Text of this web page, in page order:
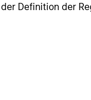
Definition der
that have the
which tend to